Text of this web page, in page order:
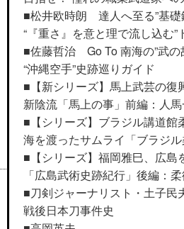
■松井欧時朗 達人へ至る”基礎
“『重さ』を意と理で流し込む
■佐藤哲治 Go To 南海の”武
“沖縄空手”史跡巡りガイド
■【新シリーズ】馬上武芸の
新陰流「馬上の事」前編：人
■【シリーズ】ブラジル講道
海を渡ったサムライ「ブラジ
■【シリーズ】福岡雅巳、広島
「広島武術史跡紀行」後編：
■刀剣ジャーナリスト・土子民
戦後日本刀事件史